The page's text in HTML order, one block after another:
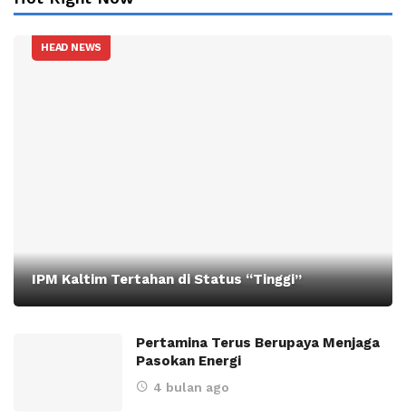
HEAD NEWS
IPM Kaltim Tertahan di Status “Tinggi”
Pertamina Terus Berupaya Menjaga
Pasokan Energi
4 bulan ago